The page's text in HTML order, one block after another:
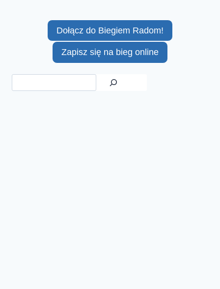
Dołącz do Biegiem Radom!
Zapisz się na bieg online
Szukaj